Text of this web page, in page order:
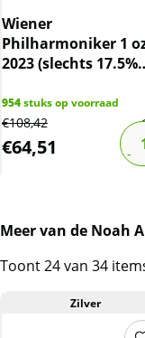
producent af.
muntkoker of -
munten kunnen
BTW
Dit product wordt
verhandeld. Dit
factuur vermeld
website is inclusief
Wiener
Philharmoniker 1
2023 (slechts 17.5%
954stuks op voorraad
€108,42
€64,51
Meer van de Noah
Toont 24 van 34
Zilver